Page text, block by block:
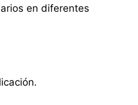
en diferentes